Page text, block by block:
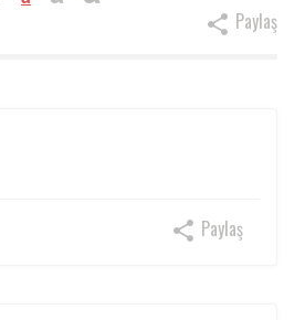
Paylaş
Paylaş